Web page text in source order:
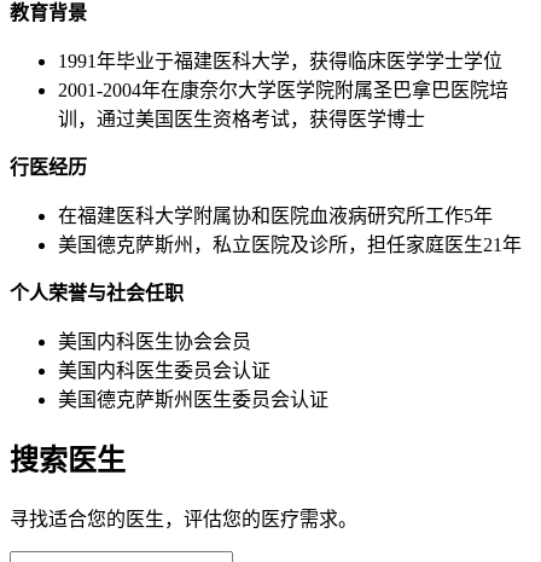
教育背景
1991年毕业于福建医科大学，获得临床医学学士学位
2001-2004年在康奈尔大学医学院附属圣巴拿巴医院培
训，通过美国医生资格考试，获得医学博士
行医经历
在福建医科大学附属协和医院血液病研究所工作5年
美国德克萨斯州，私立医院及诊所，担任家庭医生21年
个人荣誉与社会任职
美国内科医生协会会员
美国内科医生委员会认证
美国德克萨斯州医生委员会认证
搜索医生
寻找适合您的医生，评估您的医疗需求。